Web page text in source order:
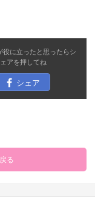
役に立ったと思ったらシ
ェアを押してね
シェア
る